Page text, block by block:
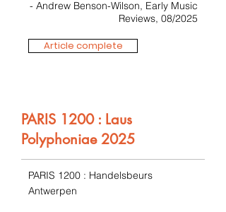
- Andrew Benson-Wilson, Early Music
Reviews, 08/2025
Article complete
PARIS 1200 : Laus
Polyphoniae 2025
PARIS 1200 : Handelsbeurs
Antwerpen